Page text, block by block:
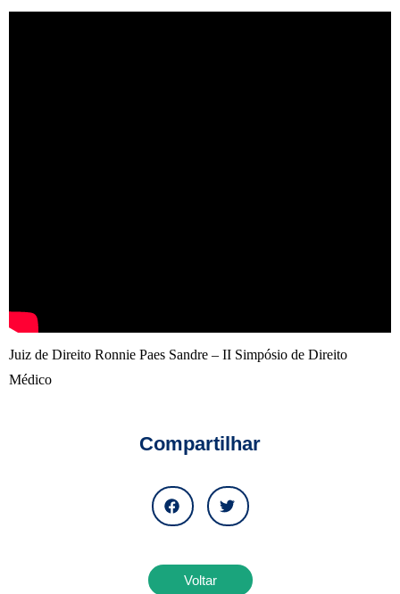
Juiz de Direito Ronnie Paes Sandre – II Simpósio de Direito
Médico
Compartilhar
Voltar